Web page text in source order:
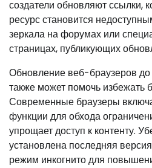
создатели обновляют ссылки,
ресурс становится
зеркала на форумах или
страницах, публикующих
Обновление веб-браузеров
также может помочь избежать
Современные браузеры
функции для обхода
упрощает доступ к контенту.
установлена последняя
режим инкогнито для